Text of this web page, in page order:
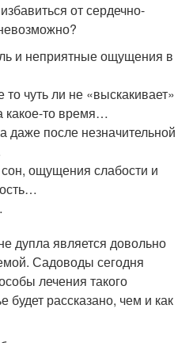
от сердечно-
и неприятные ощущения в
то чуть ли не «выскакивает»
какое-то время…
даже после незначительной
ощущения слабости и
дупла является довольно
Садоводы сегодня
лечения такого
будет рассказано, чем и как